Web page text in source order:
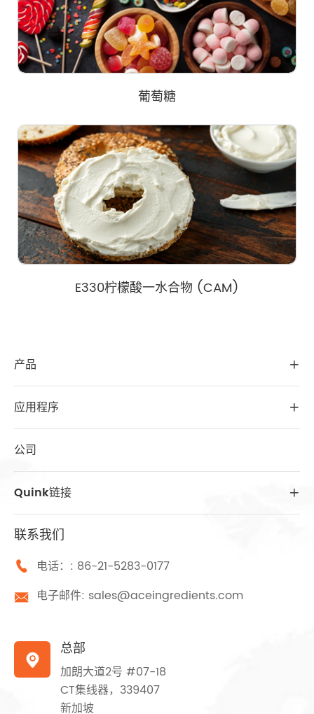
葡萄糖
E330柠檬酸一水合物 (CAM)
产品 
应用程序 
公司
Quink链接 
联系我们
 电话：: 86-21-5283-0177
 电子邮件: sales@aceingredients.com

总部
加朗大道2号 #07-18
CT集线器，339407
新加坡